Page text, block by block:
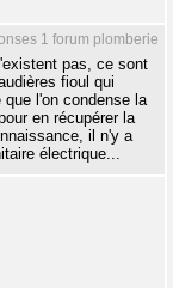
1 forum plomberie
pas, ce sont
fioul qui
l'on condense la
en récupérer la
il n'y a
électrique...